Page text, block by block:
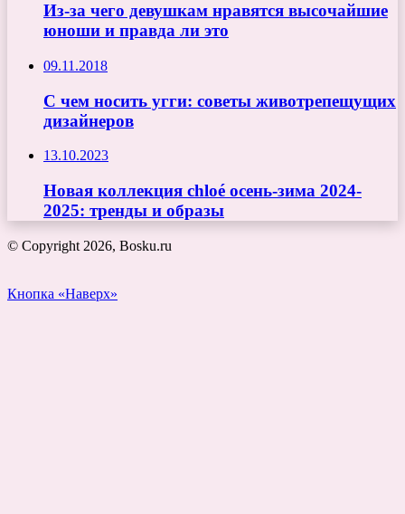
Из-за чего девушкам нравятся высочайшие
юноши и правда ли это
09.11.2018
С чем носить угги: cоветы животрепещущих
дизайнеров
13.10.2023
Новая коллекция chloé осень-зима 2024-
2025: тренды и образы
© Copyright 2026, Bosku.ru
Кнопка «Наверх»